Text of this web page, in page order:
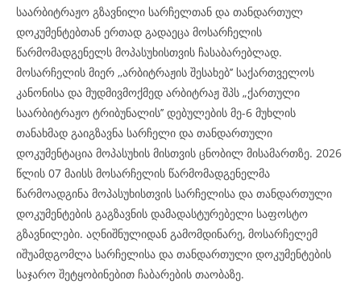
საარბიტრაჟო გზავნილი სარჩელთან და თანდართულ
დოკუმენტებთან ერთად გადაეცა მოსარჩელის
წარმომადგენელს მოპასუხისთვის ჩასაბარებლად.
მოსარჩელის მიერ ,,არბიტრაჟის შესახებ’’ საქართველოს
კანონისა და მუდმივმოქმედ არბიტრაჟ შპს „ქართული
საარბიტრაჟო ტრიბუნალის’’ დებულების მე-6 მუხლის
თანახმად გაიგზავნა სარჩელი და თანდართული
დოკუმენტაცია მოპასუხის მისთვის ცნობილ მისამართზე. 2026
წლის 07 მაისს მოსარჩელის წარმომადგენელმა
წარმოადგინა მოპასუხისთვის სარჩელისა და თანდართული
დოკუმენტების გაგზავნის დამადასტურებელი საფოსტო
გზავნილები. აღნიშნულიდან გამომდინარე, მოსარჩელემ
იშუამდგომლა სარჩელისა და თანდართული დოკუმენტების
საჯარო შეტყობინებით ჩაბარების თაობაზე.